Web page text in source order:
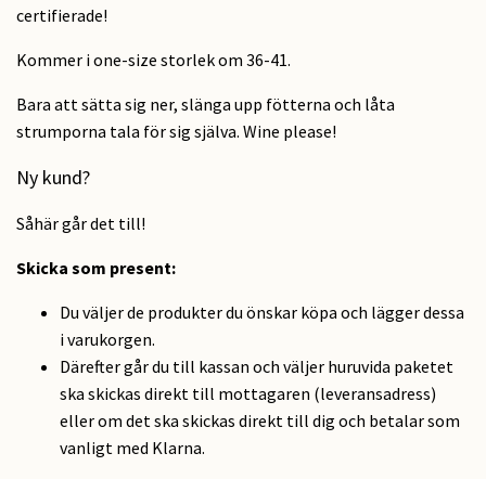
certifierade!
Kommer i one-size storlek om 36-41.
Bara att sätta sig ner, slänga upp fötterna och låta
strumporna tala för sig själva. Wine please!
Ny kund?
Såhär går det till!
Skicka som present:
Du väljer de produkter du önskar köpa och lägger dessa
i varukorgen.
Därefter går du till kassan och väljer huruvida paketet
ska skickas direkt till mottagaren (leveransadress)
eller om det ska skickas direkt till dig och betalar som
vanligt med Klarna.